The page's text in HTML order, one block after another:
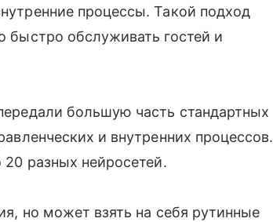
процессы. Такой подход
быстро обслуживать гостей и
большую часть стандартных
и внутренних процессов.
20 разных нейросетей.
но может взять на себя рутинные